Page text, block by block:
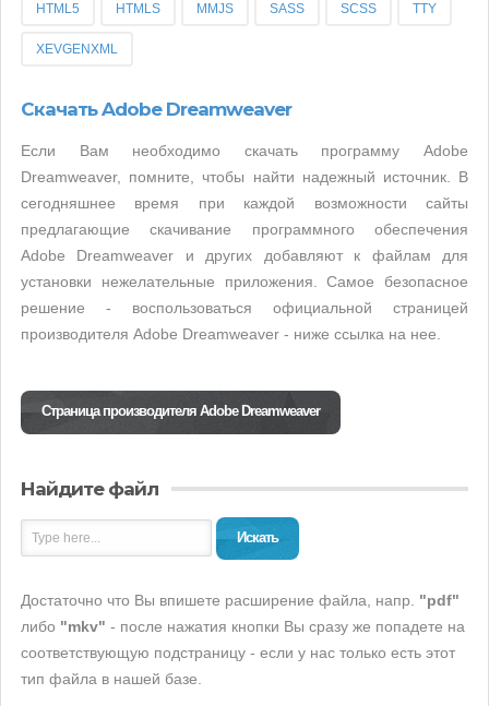
HTML5 HTMLS MMJS SASS SCSS TTY
XEVGENXML
Скачать Adobe Dreamweaver
Если Вам необходимо скачать программу Adobe
Dreamweaver, помните, чтобы найти надежный источник. В
сегодняшнее время при каждой возможности сайты
предлагающие скачивание программного обеспечения
Adobe Dreamweaver и других добавляют к файлам для
установки нежелательные приложения. Самое безопасное
решение - воспользоваться официальной страницей
производителя Adobe Dreamweaver - ниже ссылка на нее.
Страница производителя Adobe Dreamweaver
Найдите файл
Искать
Достаточно что Вы впишете расширение файла, напр. "pdf"
либо "mkv" - после нажатия кнопки Вы сразу же попадете на
соответствующую подстраницу - если у нас только есть этот
тип файла в нашей базе.